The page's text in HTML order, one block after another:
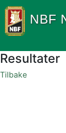
NBF
Resultater
Tilbake